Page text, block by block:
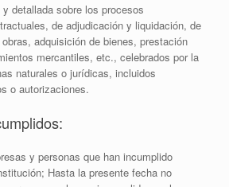
detallada sobre los procesos
de adjudicación y liquidación, de
adquisición de bienes, prestación
mercantiles, etc., celebrados por la
naturales o jurídicas, incluidos
o autorizaciones.
y personas que han incumplido
Hasta la presente fecha no